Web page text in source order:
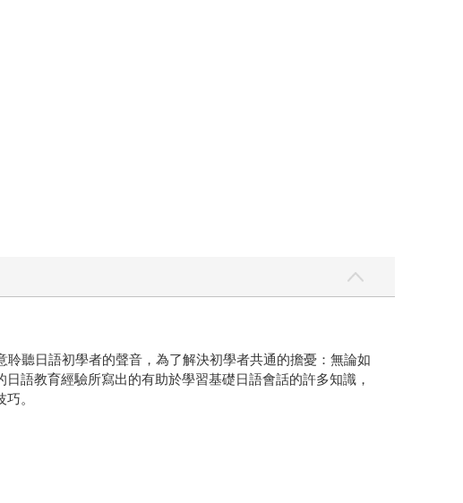
聽日語初學者的聲音，為了解決初學者共通的擔憂：無論如
語教育經驗所寫出的有助於學習基礎日語會話的許多知識，
。